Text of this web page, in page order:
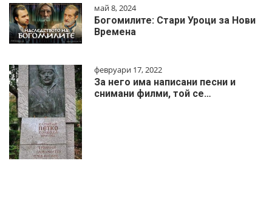
май 8, 2024
Богомилите: Стари Уроци за Нови
Времена
февруари 17, 2022
За него има написани песни и
снимани филми, той се…